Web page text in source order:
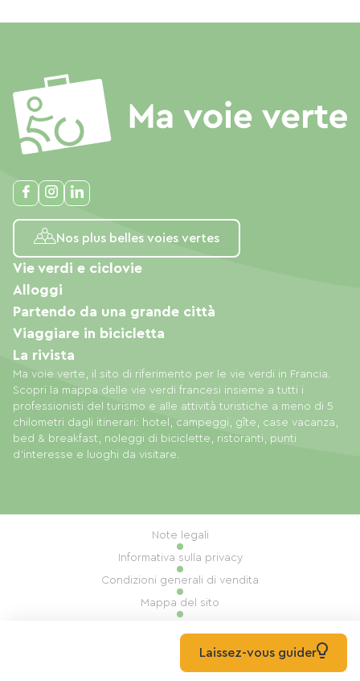
Nos plus belles voies vertes
Ma voie verte, il sito di riferimento per le vie verdi in Francia.
Scopri la mappa delle vie verdi francesi insieme a tutti i
professionisti del turismo e alle attività turistiche a meno di 5
chilometri dagli itinerari: hotel, campeggi, gîte, case vacanza,
bed & breakfast, noleggi di biciclette, ristoranti, punti
d'interesse e luoghi da visitare.
Vie verdi e ciclovie
Alloggi
Partendo da una grande città
Viaggiare in bicicletta
La rivista
© 2026 Ma Voie Verte Tutti i diritti riservati
Note legali
Informativa sulla privacy
Condizioni generali di vendita
Mappa del sito
Realizzazione: Mill, PrivasLaissez-vous guider